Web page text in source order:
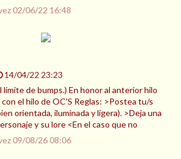
02/06/22 16:48
14/04/22 23:23
límite de bumps.) En honor al anterior hilo
el hilo de OC'S Reglas: >Postea tu/s
orientada, iluminada y ligera). >Deja una
y su lore <En el caso que no
09/08/26 08:06